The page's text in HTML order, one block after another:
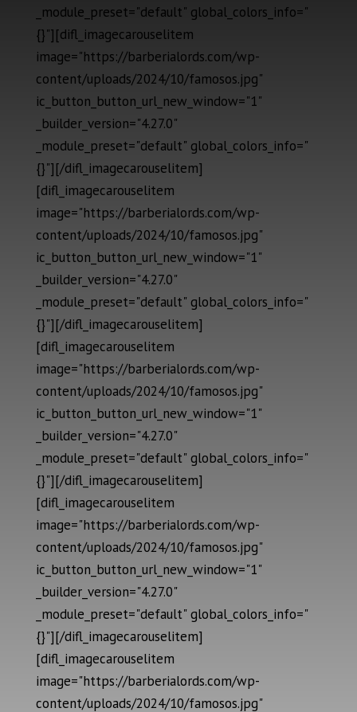
_module_preset="default" global_colors_info="
{}"][difl_imagecarouselitem
image="https://barberialords.com/wp-
content/uploads/2024/10/famosos.jpg"
ic_button_button_url_new_window="1"
_builder_version="4.27.0"
_module_preset="default" global_colors_info="
{}"][/difl_imagecarouselitem]
[difl_imagecarouselitem
image="https://barberialords.com/wp-
content/uploads/2024/10/famosos.jpg"
ic_button_button_url_new_window="1"
_builder_version="4.27.0"
_module_preset="default" global_colors_info="
{}"][/difl_imagecarouselitem]
[difl_imagecarouselitem
image="https://barberialords.com/wp-
content/uploads/2024/10/famosos.jpg"
ic_button_button_url_new_window="1"
_builder_version="4.27.0"
_module_preset="default" global_colors_info="
{}"][/difl_imagecarouselitem]
[difl_imagecarouselitem
image="https://barberialords.com/wp-
content/uploads/2024/10/famosos.jpg"
ic_button_button_url_new_window="1"
_builder_version="4.27.0"
_module_preset="default" global_colors_info="
{}"][/difl_imagecarouselitem]
[difl_imagecarouselitem
image="https://barberialords.com/wp-
content/uploads/2024/10/famosos.jpg"